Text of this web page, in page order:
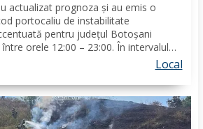
actualizat prognoza și au emis o
portocaliu de instabilitate
pentru județul Botoșani
orele 12:00 – 23:00. În intervalul
perioade cu instabilitate atmosferică
va manifesta prin...
Local